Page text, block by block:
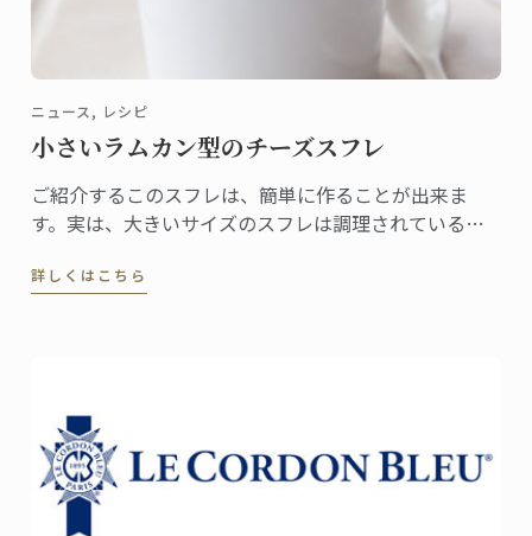
ニュース, レシピ
小さいラムカン型のチーズスフレ
ご紹介するこのスフレは、簡単に作ることが出来ま
す。実は、大きいサイズのスフレは調理されているの
ですからラムカンを用意してお友達を感動させてみま
詳しくはこちら